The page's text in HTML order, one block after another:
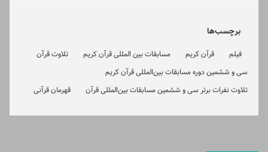
برچسب‌ها
فیلم قرآن کریم مسابقات بین المللی قرآن کریم
تلاوت قرآن
سی و ششمین دوره مسابقات بین‌المللی قرآن کریم
تلاوت نفرات برتر سی و ششمین مسابقات بین‌المللی قرآن
قهرمان قرآنی